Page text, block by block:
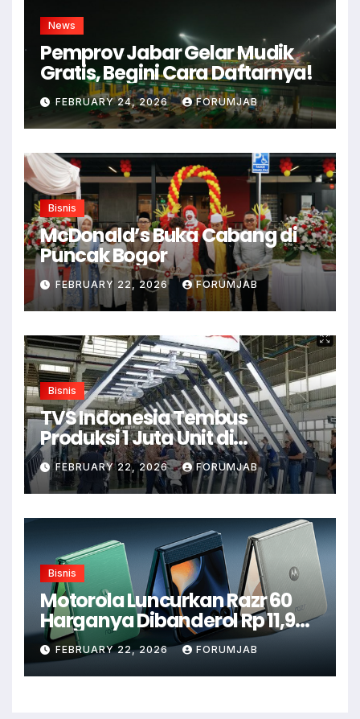
News
Pemprov Jabar Gelar Mudik
Gratis, Begini Cara Daftarnya!
FEBRUARY 24, 2026 FORUMJAB
Bisnis
McDonald’s Buka Cabang di
Puncak Bogor
FEBRUARY 22, 2026 FORUMJAB
Bisnis
TVS Indonesia Tembus
Produksi 1 Juta Unit di
Karawang
FEBRUARY 22, 2026 FORUMJAB
Bisnis
Motorola Luncurkan Razr 60
Harganya Dibanderol Rp 11,9
Juta
FEBRUARY 22, 2026 FORUMJAB